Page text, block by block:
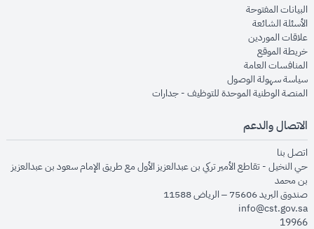
البيانات المفتوحةopens in new window
الأسئلة الشائعةopens in new window
علاقات الموردينopens in new window
خريطة الموقعopens in new window
المنافسات العامةopens in new window
سياسة سهولة الوصولopens in new window
المنصة الوطنية الموحدة للتوظيف - جداراتopens in new window
الاتصال والدعم
اتصل بنا
حي النخيل - تقاطع الأمير تركي بن عبدالعزيز الأول مع طريق الإمام سعود بن عبدالعزيز
بن محمد
صندوق البريد 75606 – الرياض 11588
info@cst.gov.sa
19966